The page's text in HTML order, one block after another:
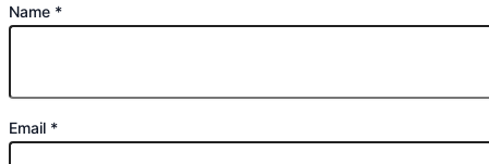
Name *
Email *